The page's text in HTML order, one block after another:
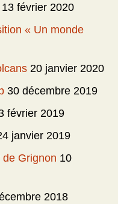
13 février 2020
« Un monde
20 janvier 2020
30 décembre 2019
février 2019
janvier 2019
de Grignon 10
2018